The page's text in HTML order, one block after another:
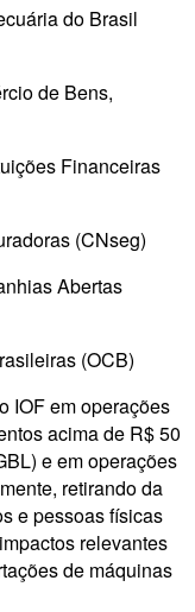
do Brasil
de Bens,
Financeiras
(CNseg)
Abertas
(OCB)
IOF em operações
acima de R$ 50
e em operações
retirando da
e pessoas físicas
relevantes
de máquinas